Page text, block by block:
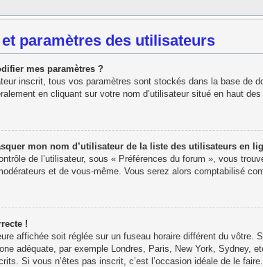
paramètres des utilisateurs
mes paramètres ?
inscrit, tous vos paramètres sont stockés dans la base de
en cliquant sur votre nom d’utilisateur situé en haut
mon nom d’utilisateur de la liste des utilisateurs en
de l’utilisateur, sous « Préférences du forum », vous
et de vous-même. Vous serez alors comptabilisé
!
affichée soit réglée sur un fuseau horaire différent du
adéquate, par exemple Londres, Paris, New York, Sydney,
Si vous n’êtes pas inscrit, c’est l’occasion idéale de le faire.